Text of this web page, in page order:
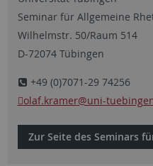
Seminar für Allgemeine
Wilhelmstr. 50/Raum 514
D-72074 Tübingen
+49 (0)7071-29 74256
olaf.kramer@uni-
Zur Seite des Seminars